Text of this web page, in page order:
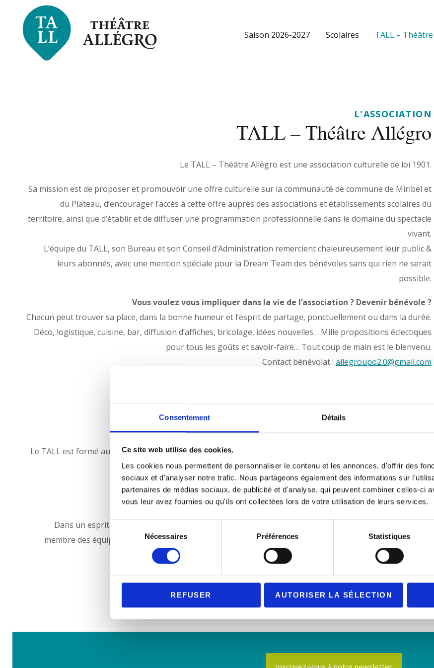
Consentement Détails
Ce site web utilise des cookies.
Les cookies nous permettent de personnaliser le contenu et les annonces, d'offrir des
sociaux et d'analyser notre trafic. Nous partageons également des informations sur
partenaires de médias sociaux, de publicité et d'analyse, qui peuvent combiner celles-ci
vous leur avez fournies ou qu'ils ont collectées lors de votre utilisation de leurs services.
n
d
Nécessaires Préférences Statistiques
REFUSER AUTORISER LA SÉLECTION
Saison 2026-2027 Scolaires TALL –
L'ASSOCIATION
TALL – Théâtre Allégro
Le TALL – Théâtre Allégro est une association culturelle de loi 1901.
Sa mission est de proposer et promouvoir une offre culturelle sur la communauté de commune de Miribel et
du Plateau, d’encourager l’accès à cette offre auprès des associations et établissements scolaires du
territoire, ainsi que d’établir et de diffuser une programmation professionnelle dans le domaine du spectacle
vivant.
L’équipe du TALL, son Bureau et son Conseil d’Administration remercient chaleureusement leur public &
leurs abonnés, avec une mention spéciale pour la Dream Team des bénévoles sans qui rien ne serait
possible.
Vous voulez vous impliquer dans la vie de l’association ? Devenir bénévole ?
Chacun peut trouver sa place, dans la bonne humeur et l’esprit de partage, ponctuellement ou dans la durée.
Déco, logistique, cuisine, bar, diffusion d’affiches, bricolage, idées nouvelles… Mille propositions éclectiques
pour tous les goûts et savoir-faire… Tout coup de main est le bienvenu.
Contact bénévolat : allegroupo2.0@gmail.com
Le TALL est formé aux questions de Violences et Harcèlement Sexiste et Sexuelle (VHSS), il est sensible et se
mobilise contre toute forme de violence.
Écoresponsabilité
Dans un esprit de développement durable et de protection de la planète, le TALL s’assure que chaque
membre des équipes artistiques attachées aux spectacles accueillis est muni d’une gourde afin d’éviter la
multiplication des petites bouteilles d’eau.